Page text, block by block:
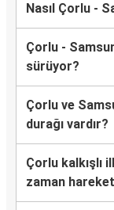
Nasıl Çorlu -
Çorlu -
sürüyor?
Çorlu ve
durağı vardır?
Çorlu kalkışlı
zaman